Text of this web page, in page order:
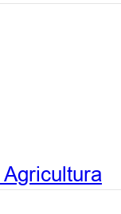
Agricultura